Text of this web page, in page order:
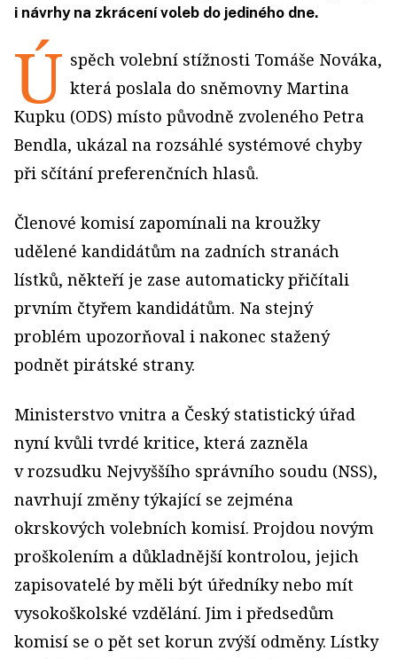
i návrhy na zkrácení voleb do jediného dne.
Ú spěch volební stížnosti Tomáše Nováka,
která poslala do sněmovny Martina
Kupku (ODS) místo původně zvoleného Petra
Bendla, ukázal na rozsáhlé systémové chyby
při sčítání preferenčních hlasů.
Členové komisí zapomínali na kroužky
udělené kandidátům na zadních stranách
lístků, někteří je zase automaticky přičítali
prvním čtyřem kandidátům. Na stejný
problém upozorňoval i nakonec stažený
podnět pirátské strany.
Ministerstvo vnitra a Český statistický úřad
nyní kvůli tvrdé kritice, která zazněla
v rozsudku Nejvyššího správního soudu (NSS),
navrhují změny týkající se zejména
okrskových volebních komisí. Projdou novým
proškolením a důkladnější kontrolou, jejich
zapisovatelé by měli být úředníky nebo mít
vysokoškolské vzdělání. Jim i předsedům
komisí se o pět set korun zvýší odměny. Lístky